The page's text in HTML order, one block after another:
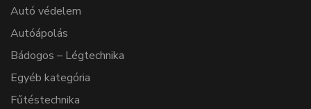
Autó védelem
Autóápolás
Bádogos – Légtechnika
Egyéb kategória
Fűtéstechnika